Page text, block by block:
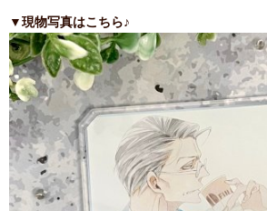
▼現物写真はこちら♪